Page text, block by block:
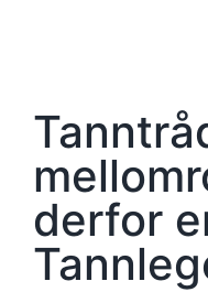
derfor